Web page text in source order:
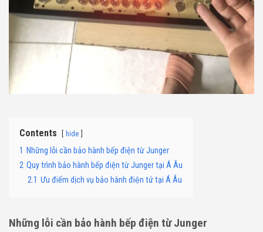
Contents hide
1 Những lỗi cần bảo hành bếp điện từ Junger
2 Quy trình bảo hành bếp điện từ Junger tại Á Âu
2.1 Ưu điểm dịch vụ bảo hành điện tử tại Á Âu
Những lỗi cần bảo hành bếp điện từ Junger